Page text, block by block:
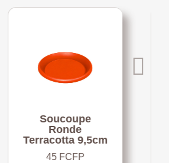
Soucoupe
Ronde
Terracotta 9,5cm
45 FCFP